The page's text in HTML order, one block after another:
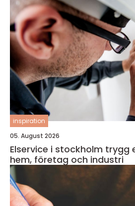
inspiration
05. August 2026
Elservice i stockholm trygg el i vardagen för
hem, företag och industri